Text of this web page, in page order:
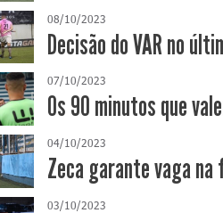
08/10/2023
Decisão do VAR no
07/10/2023
Os 90 minutos que
04/10/2023
Zeca garante vaga na
03/10/2023